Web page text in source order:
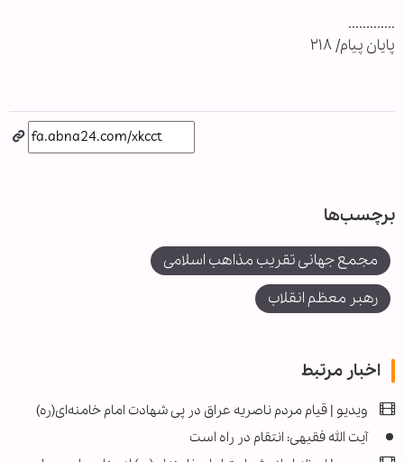
.............
پایان پیام/ ۲۱۸
برچسب‌ها
مجمع جهانی تقریب مذاهب اسلامی
رهبر معظم انقلاب
اخبار مرتبط
ویدیو | قیام مردم ناصریه عراق در پی شهادت امام خامنه‌ای(ره)
آیت الله فقیهی: انتقام در راه است